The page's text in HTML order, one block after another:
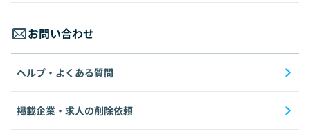
お問い合わせ
ヘルプ・よくある質問
掲載企業・求人の削除依頼